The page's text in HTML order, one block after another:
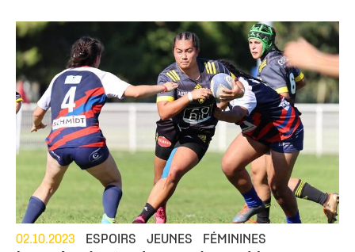
02.10.2023 ESPOIRS JEUNES FÉMININES